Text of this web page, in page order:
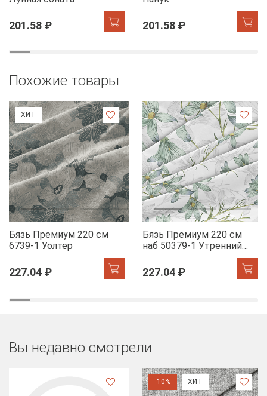
201.58 ₽ 201.58 ₽
Похожие товары
ХИТ
Бязь Премиум 220 см
6739-1 Уолтер
227.04 ₽
Бязь Премиум 220 см
наб 50379-1 Утренний
227.04 ₽
Вы недавно смотрели
-10% ХИТ